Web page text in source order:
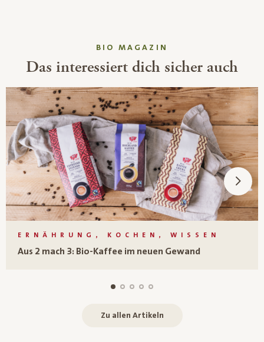
BIO MAGAZIN
Das interessiert dich sicher auch
ERNÄHRUNG, KOCHEN, WISSEN
Aus 2 mach 3: Bio-Kaffee im neuen Gewand
Zu allen Artikeln